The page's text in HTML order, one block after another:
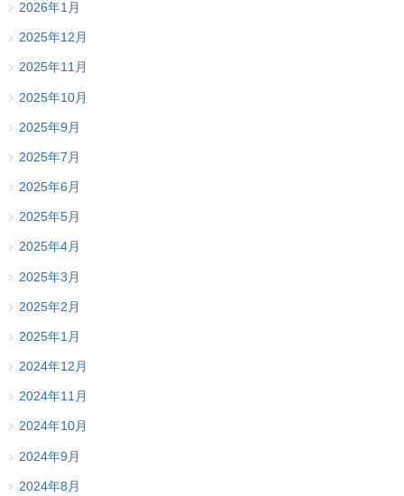
2026年1月
2025年12月
2025年11月
2025年10月
2025年9月
2025年7月
2025年6月
2025年5月
2025年4月
2025年3月
2025年2月
2025年1月
2024年12月
2024年11月
2024年10月
2024年9月
2024年8月